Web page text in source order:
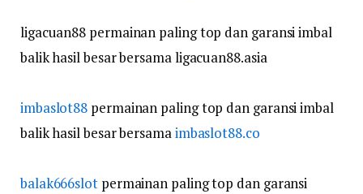
ligacuan88 permainan paling top dan garansi imbal
balik hasil besar bersama ligacuan88.asia
imbaslot88 permainan paling top dan garansi imbal
balik hasil besar bersamaimbaslot88.co
balak666slotpermainan paling top dan garansi